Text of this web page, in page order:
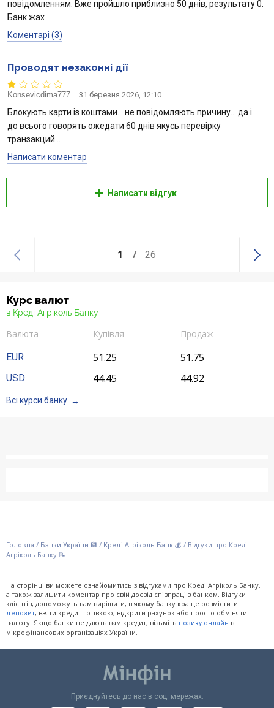
повідомленням. Вже пройшло приблизно 50 днів, результату 0.
Банк жах
Коментарі (3)
Проводят незаконні дії
Konsevicdima777 31 березня 2026, 12:10
Блокують карти із коштами… не повідомляють причину… да і
до всього говорять ожедати 60 днів якусь перевірку
транзакций…
Написати коментар
Написати відгук
1 26
Курс валют
в Креді Агріколь Банку
Валюта Купівля
Продаж
EUR
51.25 51.75
USD 44.45 44.92
Всі курси банку
Головна / Банки України 🏦 / Креді Агріколь Банк 💰 / Відгуки про Креді
Агріколь Банку 📝
На сторінці ви можете ознайомитись з відгуками про Креді Агріколь Банку,
а також залишити коментар про свій досвід співпраці з банком. Відгуки
клієнтів, допоможуть вам вирішити, в якому банку краще розмістити
депозит, взяти кредит готівкою, відкрити рахунок або просто обміняти
валюту. Якщо банки не дають вам кредит, візьміть позику онлайн в
мікрофінансових організаціях України.
Приєднуйтесь до нас в соц. мережах: